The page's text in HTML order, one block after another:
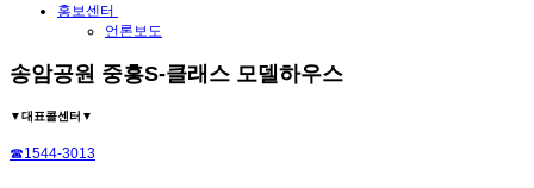
홍보센터
언론보도
송암공원 중흥S-클래스 모델하우스
▼대표콜센터▼
☎1544-3013